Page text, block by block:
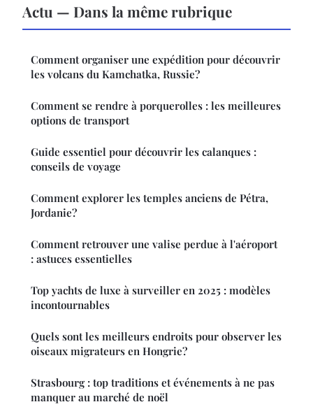
Actu — Dans la même rubrique
Comment organiser une expédition pour découvrir
les volcans du Kamchatka, Russie?
Comment se rendre à porquerolles : les meilleures
options de transport
Guide essentiel pour découvrir les calanques :
conseils de voyage
Comment explorer les temples anciens de Pétra,
Jordanie?
Comment retrouver une valise perdue à l'aéroport
: astuces essentielles
Top yachts de luxe à surveiller en 2025 : modèles
incontournables
Quels sont les meilleurs endroits pour observer les
oiseaux migrateurs en Hongrie?
Strasbourg : top traditions et événements à ne pas
manquer au marché de noël